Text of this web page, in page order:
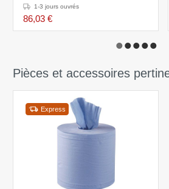
1-3 jours ouvrés
86,03 €
Pièces et accessoires
Express